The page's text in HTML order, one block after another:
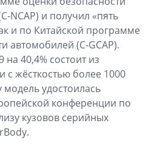
NCAP) и получил «пять
и по Китайской программе
автомобилей (C-GCAP).
на 40,4% состоит из
с жёсткостью более 1000
удостоилась
конференции по
кузовов серийных